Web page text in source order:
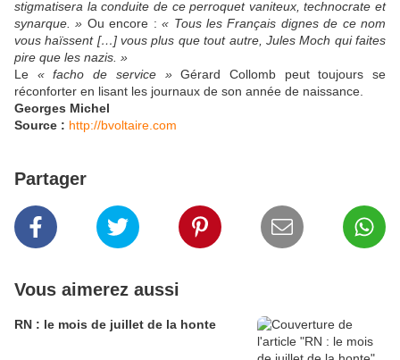
stigmatisera la conduite de ce perroquet vaniteux, technocrate et
synarque. » Ou encore :« Tous les Français dignes de ce nom
vous haïssent […] vous plus que tout autre, Jules Moch qui faites
pire que les nazis. »
Le « facho de service »Gérard Collomb peut toujours se
réconforter en lisant les journaux de son année de naissance.
Georges Michel
Source : http://bvoltaire.com
Partager
Vous aimerez aussi
RN : le mois de juillet de la honte